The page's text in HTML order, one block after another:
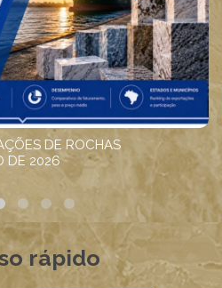
rápido